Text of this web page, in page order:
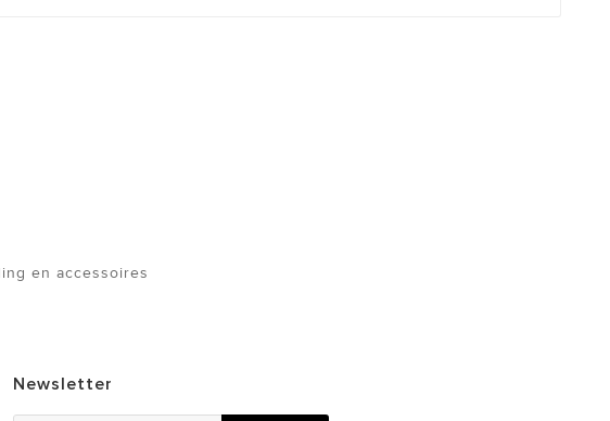
en accessoires
Newsletter